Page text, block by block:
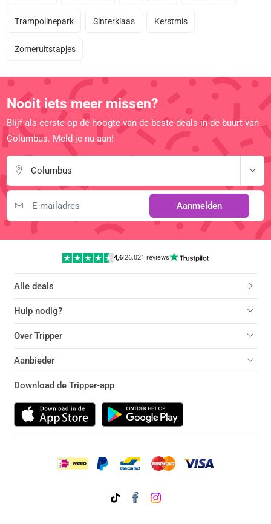
Trampolinepark Sinterklaas Kerstmis
Zomeruitstapjes
Nooit iets meer missen?
Blijf als eerste op de hoogte van de beste deals in de buurt van
Columbus. Meld je nu aan!
Columbus
Aanmelden
4,6|26.021 reviews
Alle deals
Hulp nodig?
Over Tripper
Aanbieder
Download de Tripper-app